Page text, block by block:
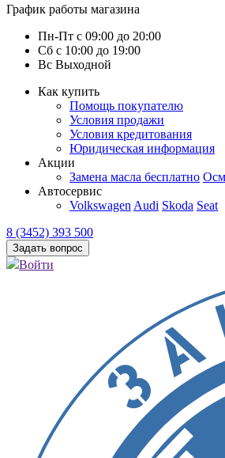
График работы магазина
Пн-Пт с 09:00 до 20:00
Сб с 10:00 до 19:00
Вс Выходной
Как купить
Помощь покупателю
Условия продажи
Условия кредитования
Юридическая информация
Акции
Замена масла бесплатно
Автосервис
Volkswagen Audi Skoda Seat
8 (3452) 393 500
Задать вопрос
Войти